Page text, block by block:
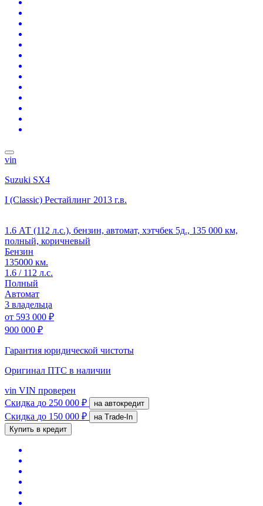
vin
Suzuki SX4
I (Classic) Рестайлинг 2013 г.в.
1.6 АТ (112 л.с.), бензин, автомат, хэтчбек 5д., 135 000 км,
полный, коричневый
Бензин
135000 км.
1.6 / 112 л.с.
Полный
Автомат
3 владельца
от 593 000 ₽
900 000 ₽
Гарантия юридической чистоты
Оригинал ПТС в наличии
vin VIN проверен
Скидка до 250 000 ₽ на автокредит
Скидка до 150 000 ₽
на Trade-In
Купить в кредит